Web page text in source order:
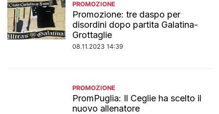
PROMOZIONE
Promozione: tre daspo per
disordini dopo partita Galatina-
Grottaglie
08.11.2023 14:39
PROMOZIONE
PromPuglia: Il Ceglie ha scelto il
nuovo allenatore